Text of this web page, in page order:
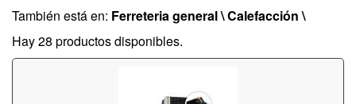
También está en: Ferreteria general \ Calefacción \
Hay 28 productos disponibles.